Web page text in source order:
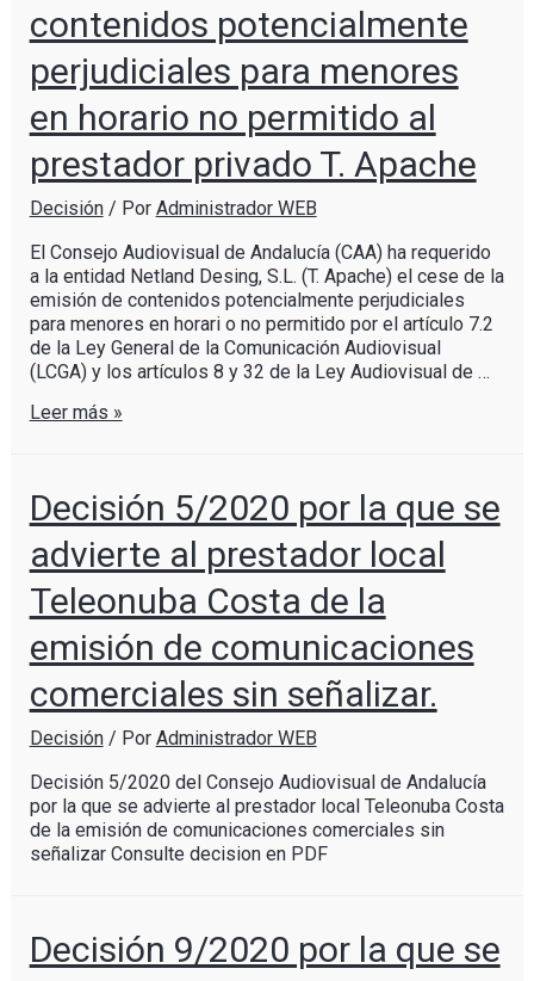
contenidos potencialmente
perjudiciales para menores
en horario no permitido al
prestador privado T. Apache
Decisión/ Por Administrador WEB
El Consejo Audiovisual de Andalucía (CAA) ha requerido
a la entidad Netland Desing, S.L. (T. Apache) el cese de la
emisión de contenidos potencialmente perjudiciales
para menores en horari o no permitido por el artículo 7.2
de la Ley General de la Comunicación Audiovisual
(LCGA) y los artículos 8 y 32 de la Ley Audiovisual de …
Leer más »
Decisión 5/2020 por la que se
advierte al prestador local
Teleonuba Costa de la
emisión de comunicaciones
comerciales sin señalizar.
Decisión/ Por Administrador WEB
Decisión 5/2020 del Consejo Audiovisual de Andalucía
por la que se advierte al prestador local Teleonuba Costa
de la emisión de comunicaciones comerciales sin
señalizar Consulte decision en PDF
Decisión 9/2020 por la que se